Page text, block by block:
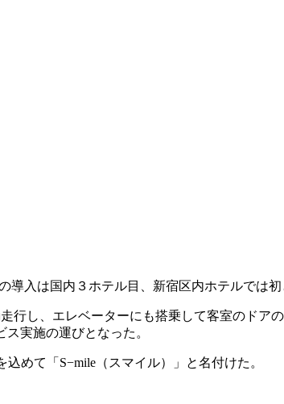
入は国内３ホテル目、新宿区内ホテルでは初
行し、エレベーターにも搭乗して客室のドア
実施の運びとなった。
めて「S−mile（スマイル）」と名付けた。